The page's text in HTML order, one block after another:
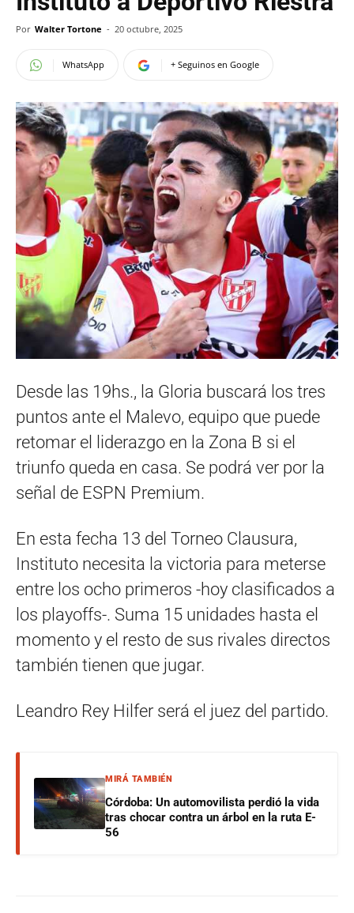
Por Walter Tortone - 20 octubre, 2025
WhatsApp + Seguinos en Google
Desde las 19hs., la Gloria buscará los tres
puntos ante el Malevo, equipo que puede
retomar el liderazgo en la Zona B si el
triunfo queda en casa. Se podrá ver por la
señal de ESPN Premium.
En esta fecha 13 del Torneo Clausura,
Instituto necesita la victoria para meterse
entre los ocho primeros -hoy clasificados a
los playoffs-. Suma 15 unidades hasta el
momento y el resto de sus rivales directos
también tienen que jugar.
Leandro Rey Hilfer será el juez del partido.
MIRÁ TAMBIÉN
Córdoba: Un automovilista perdió la vida
tras chocar contra un árbol en la ruta E-
56